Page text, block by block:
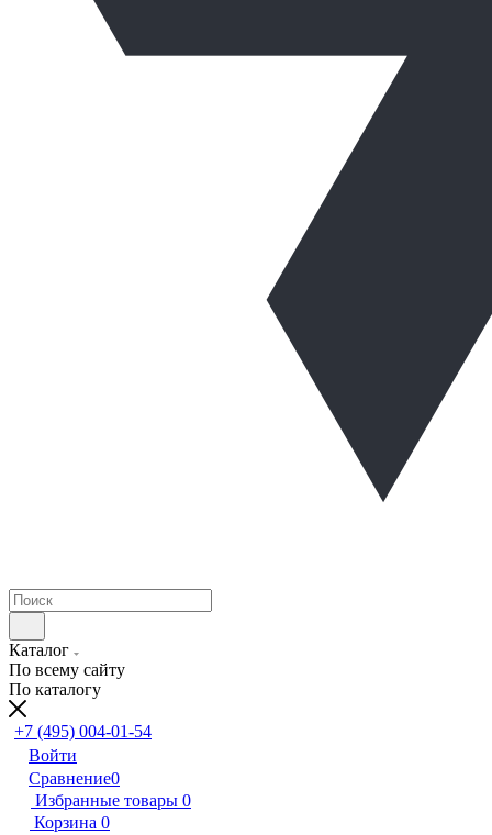
Каталог
По всему сайту
По каталогу
+7 (495) 004-01-54
Войти
Сравнение0
Избранные товары 0
Корзина 0